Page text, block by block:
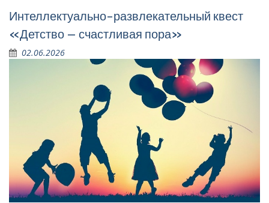
Интеллектуально-развлекательный квест
«Детство – счастливая пора»
02.06.2026